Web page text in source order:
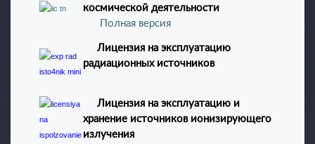
космической деятельности
Полная версия
Лицензия на эксплуатацию
радиационных источников
Лицензия на эксплуатацию и
хранение источников ионизирующего
излучения